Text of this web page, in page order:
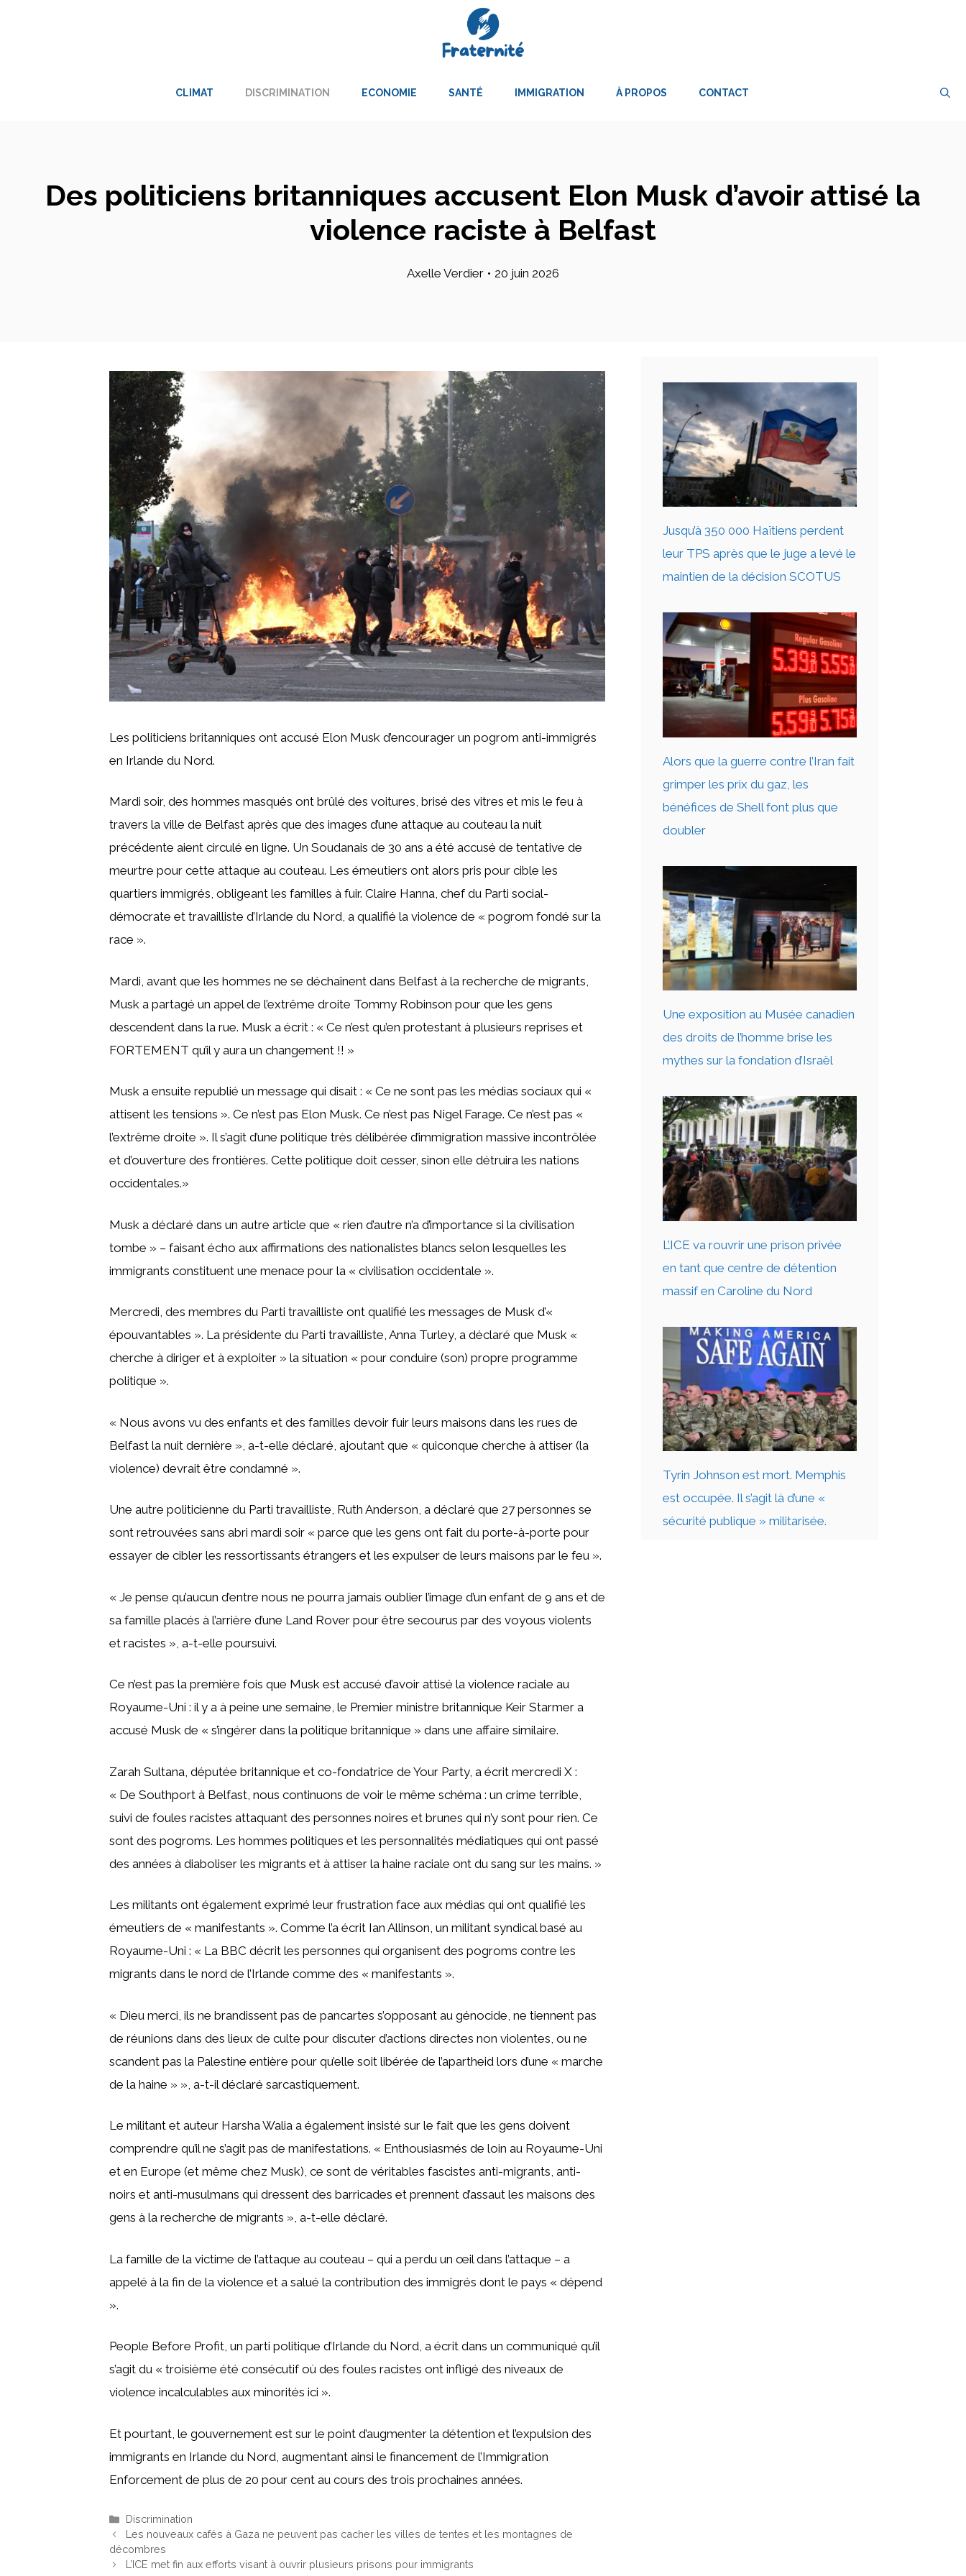
CLIMAT DISCRIMINATION ECONOMIE SANTÉ IMMIGRATION À PROPOS CONTACT
Des politiciens britanniques accusent Elon Musk d’avoir attisé la
violence raciste à Belfast
Axelle Verdier • 20 juin 2026
Les politiciens britanniques ont accusé Elon Musk d’encourager un pogrom anti-immigrés
en Irlande du Nord.
Mardi soir, des hommes masqués ont brûlé des voitures, brisé des vitres et mis le feu à
travers la ville de Belfast après que des images d’une attaque au couteau la nuit
précédente aient circulé en ligne. Un Soudanais de 30 ans a été accusé de tentative de
meurtre pour cette attaque au couteau. Les émeutiers ont alors pris pour cible les
quartiers immigrés, obligeant les familles à fuir. Claire Hanna, chef du Parti social-
démocrate et travailliste d’Irlande du Nord, a qualifié la violence de « pogrom fondé sur la
race ».
Mardi, avant que les hommes ne se déchaînent dans Belfast à la recherche de migrants,
Musk a partagé un appel de l’extrême droite Tommy Robinson pour que les gens
descendent dans la rue. Musk a écrit : « Ce n’est qu’en protestant à plusieurs reprises et
FORTEMENT qu’il y aura un changement !! »
Musk a ensuite republié un message qui disait : « Ce ne sont pas les médias sociaux qui «
attisent les tensions ». Ce n’est pas Elon Musk. Ce n’est pas Nigel Farage. Ce n’est pas «
l’extrême droite ». Il s’agit d’une politique très délibérée d’immigration massive incontrôlée
et d’ouverture des frontières. Cette politique doit cesser, sinon elle détruira les nations
occidentales.»
Musk a déclaré dans un autre article que « rien d’autre n’a d’importance si la civilisation
tombe » – faisant écho aux affirmations des nationalistes blancs selon lesquelles les
immigrants constituent une menace pour la « civilisation occidentale ».
Mercredi, des membres du Parti travailliste ont qualifié les messages de Musk d’«
épouvantables ». La présidente du Parti travailliste, Anna Turley, a déclaré que Musk «
cherche à diriger et à exploiter » la situation « pour conduire (son) propre programme
politique ».
« Nous avons vu des enfants et des familles devoir fuir leurs maisons dans les rues de
Belfast la nuit dernière », a-t-elle déclaré, ajoutant que « quiconque cherche à attiser (la
violence) devrait être condamné ».
Une autre politicienne du Parti travailliste, Ruth Anderson, a déclaré que 27 personnes se
sont retrouvées sans abri mardi soir « parce que les gens ont fait du porte-à-porte pour
essayer de cibler les ressortissants étrangers et les expulser de leurs maisons par le feu ».
« Je pense qu’aucun d’entre nous ne pourra jamais oublier l’image d’un enfant de 9 ans et de
sa famille placés à l’arrière d’une Land Rover pour être secourus par des voyous violents
et racistes », a-t-elle poursuivi.
Ce n’est pas la première fois que Musk est accusé d’avoir attisé la violence raciale au
Royaume-Uni : il y a à peine une semaine, le Premier ministre britannique Keir Starmer a
accusé Musk de « s’ingérer dans la politique britannique » dans une affaire similaire.
Zarah Sultana, députée britannique et co-fondatrice de Your Party, a écrit mercredi X :
« De Southport à Belfast, nous continuons de voir le même schéma : un crime terrible,
suivi de foules racistes attaquant des personnes noires et brunes qui n’y sont pour rien. Ce
sont des pogroms. Les hommes politiques et les personnalités médiatiques qui ont passé
des années à diaboliser les migrants et à attiser la haine raciale ont du sang sur les mains. »
Les militants ont également exprimé leur frustration face aux médias qui ont qualifié les
émeutiers de « manifestants ». Comme l’a écrit Ian Allinson, un militant syndical basé au
Royaume-Uni : « La BBC décrit les personnes qui organisent des pogroms contre les
migrants dans le nord de l’Irlande comme des « manifestants ».
« Dieu merci, ils ne brandissent pas de pancartes s’opposant au génocide, ne tiennent pas
de réunions dans des lieux de culte pour discuter d’actions directes non violentes, ou ne
scandent pas la Palestine entière pour qu’elle soit libérée de l’apartheid lors d’une « marche
de la haine » », a-t-il déclaré sarcastiquement.
Le militant et auteur Harsha Walia a également insisté sur le fait que les gens doivent
comprendre qu’il ne s’agit pas de manifestations. « Enthousiasmés de loin au Royaume-Uni
et en Europe (et même chez Musk), ce sont de véritables fascistes anti-migrants, anti-
noirs et anti-musulmans qui dressent des barricades et prennent d’assaut les maisons des
gens à la recherche de migrants », a-t-elle déclaré.
La famille de la victime de l’attaque au couteau – qui a perdu un œil dans l’attaque – a
appelé à la fin de la violence et a salué la contribution des immigrés dont le pays « dépend
».
People Before Profit, un parti politique d’Irlande du Nord, a écrit dans un communiqué qu’il
s’agit du « troisième été consécutif où des foules racistes ont infligé des niveaux de
violence incalculables aux minorités ici ».
Et pourtant, le gouvernement est sur le point d’augmenter la détention et l’expulsion des
immigrants en Irlande du Nord, augmentant ainsi le financement de l’Immigration
Enforcement de plus de 20 pour cent au cours des trois prochaines années.
Catégories
Discrimination
Les nouveaux cafés à Gaza ne peuvent pas cacher les villes de tentes et les montagnes de
décombres
L’ICE met fin aux efforts visant à ouvrir plusieurs prisons pour immigrants
Jusqu’à 350 000 Haïtiens perdent
leur TPS après que le juge a levé le
maintien de la décision SCOTUS
Alors que la guerre contre l’Iran fait
grimper les prix du gaz, les
bénéfices de Shell font plus que
doubler
Une exposition au Musée canadien
des droits de l’homme brise les
mythes sur la fondation d’Israël
L’ICE va rouvrir une prison privée
en tant que centre de détention
massif en Caroline du Nord
Tyrin Johnson est mort. Memphis
est occupée. Il s’agit là d’une «
sécurité publique » militarisée.